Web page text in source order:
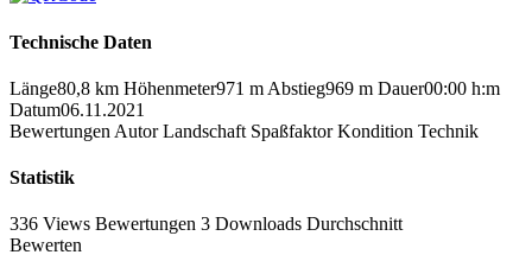
Technische Daten
Länge80,8 km Höhenmeter971 m Abstieg969 m Dauer00:00 h:m
Datum06.11.2021
Bewertungen Autor Landschaft Spaßfaktor Kondition Technik
Statistik
336 Views Bewertungen 3 Downloads Durchschnitt
Bewerten